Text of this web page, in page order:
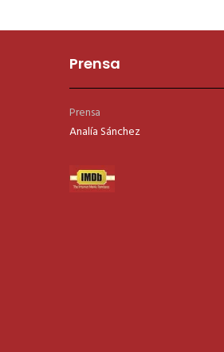
Prensa
Prensa
Analía Sánchez